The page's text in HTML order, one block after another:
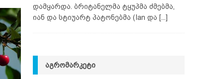
დამყარდა. ბრიტანელმა ტყუპმა ძმებმა,
იან და სტიუარტ პატონებმა (Ian და [...]
ᲐᲒᲠᲝᲛᲐᲠᲙᲔᲢᲘ